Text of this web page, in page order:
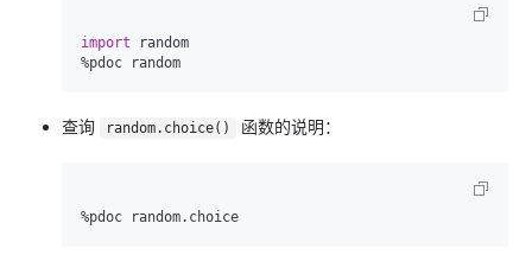
import random
查询 random.choice() 函数的说明：